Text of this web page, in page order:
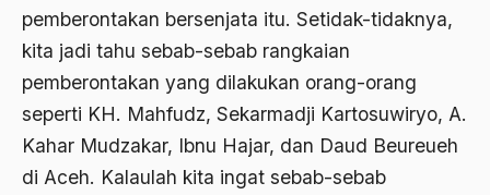
pemberontakan bersenjata itu. Setidak-tidaknya,
kita jadi tahu sebab-sebab rangkaian
pemberontakan yang dilakukan orang-orang
seperti KH. Mahfudz, Sekarmadji Kartosuwiryo, A.
Kahar Mudzakar, Ibnu Hajar, dan Daud Beureueh
di Aceh. Kalaulah kita ingat sebab-sebab
akulturasi budaya
al qaeda
Al-Azhar